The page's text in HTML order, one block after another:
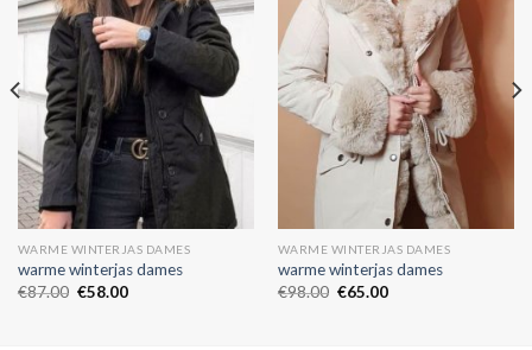
WARME WINTERJAS DAMES
warme winterjas dames
€87.00 €58.00
WARME WINTERJAS DAMES
warme winterjas dames
€98.00 €65.00